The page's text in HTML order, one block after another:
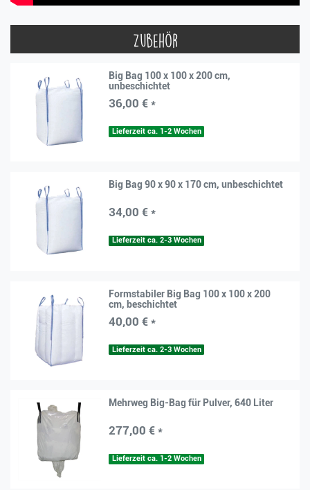
Zubehör
Big Bag 100 x 100 x 200 cm,
unbeschichtet
36,00 € *
Lieferzeit ca. 1-2 Wochen
Big Bag 90 x 90 x 170 cm, unbeschichtet
34,00 € *
Lieferzeit ca. 2-3 Wochen
Formstabiler Big Bag 100 x 100 x 200
cm, beschichtet
40,00 € *
Lieferzeit ca. 2-3 Wochen
Mehrweg Big-Bag für Pulver, 640 Liter
277,00 € *
Lieferzeit ca. 1-2 Wochen